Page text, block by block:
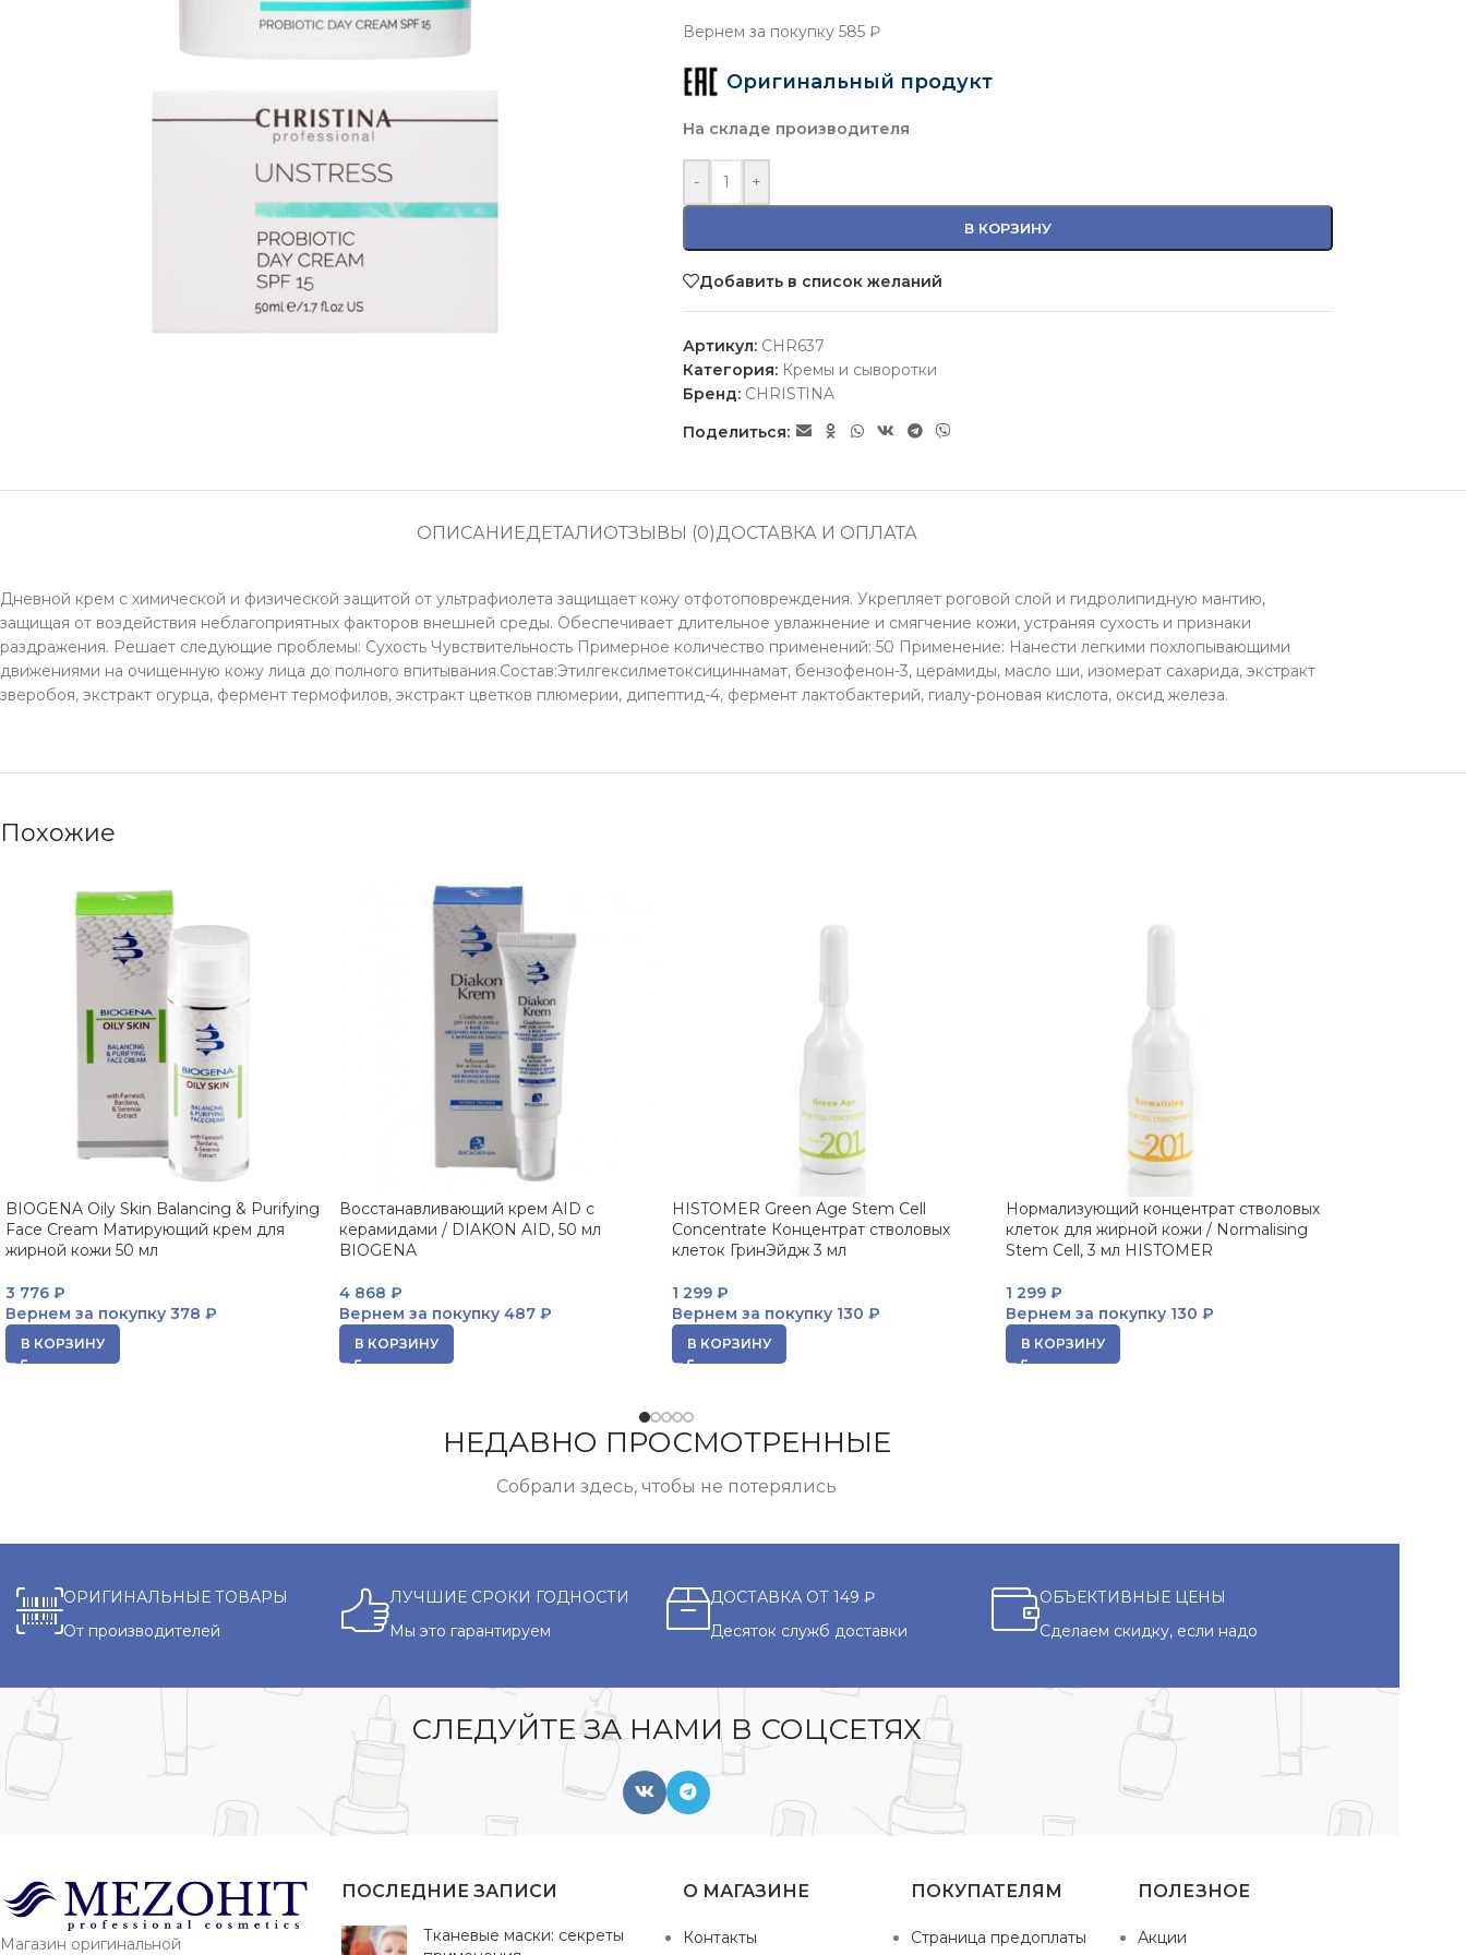
Вернем за покупку585 ₽
Оригинальный продукт
На складе производителя
- +
В КОРЗИНУ
Добавить в список желаний
Артикул: CHR637
Категория: Кремы и сыворотки
Бренд: CHRISTINA
Поделиться:
ОПИСАНИЕДЕТАЛИОТЗЫВЫ (0)ДОСТАВКА И ОПЛАТА
Дневной крем с химической и физической защитой от ультрафиолета защищает кожу отфотоповреждения. Укрепляет роговой слой и гидролипидную мантию,
защищая от воздействия неблагоприятных факторов внешней среды. Обеспечивает длительное увлажнение и смягчение кожи, устраняя сухость и признаки
раздражения. Решает следующие проблемы: Сухость Чувствительность Примерное количество применений: 50 Применение: Нанести легкими похлопывающими
движениями на очищенную кожу лица до полного впитывания.Состав:Этилгексилметоксициннамат, бензофенон-3, церамиды, масло ши, изомерат сахарида, экстракт
зверобоя, экстракт огурца, фермент термофилов, экстракт цветков плюмерии, дипептид-4, фермент лактобактерий, гиалу-роновая кислота, оксид железа.
Похожие
BIOGENA Oily Skin Balancing & Purifying
Face Cream Матирующий крем для
жирной кожи 50 мл
3 776 ₽
Вернем за покупку 378 ₽
В КОРЗИНУ
Восстанавливающий крем AID с
керамидами / DIAKON AID, 50 мл
BIOGENA
4 868 ₽
Вернем за покупку487 ₽
В КОРЗИНУ
HISTOMER Green Age Stem Cell
Concentrate Концентрат стволовых
клеток ГринЭйдж 3 мл
1 299 ₽
Вернем за покупку 130 ₽
В КОРЗИНУ
Нормализующий концентрат стволовых
клеток для жирной кожи / Normalising
Stem Cell, 3 мл HISTOMER
1 299 ₽
Вернем за покупку130 ₽
В КОРЗИНУ
НЕДАВНО ПРОСМОТРЕННЫЕ
Собрали здесь, чтобы не потерялись
ОРИГИНАЛЬНЫЕ ТОВАРЫ
От производителей
ЛУЧШИЕ СРОКИ ГОДНОСТИ
Мы это гарантируем
ДОСТАВКА ОТ 149 ₽
Десяток служб доставки
ОБЪЕКТИВНЫЕ ЦЕНЫ
Сделаем скидку, если надо
СЛЕДУЙТЕ ЗА НАМИ В СОЦСЕТЯХ
Магазин оригинальной
ПОСЛЕДНИЕ ЗАПИСИ
Тканевые маски: секреты
О МАГАЗИНЕ
Контакты
ПОКУПАТЕЛЯМ
Страница предоплаты
ПОЛЕЗНОЕ
Акции